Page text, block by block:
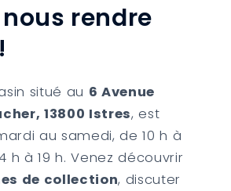
rendre
situé au 6 Avenue
13800 Istres, est
au samedi, de 10 h à
h à 19 h. Venez découvrir
de collection, discuter